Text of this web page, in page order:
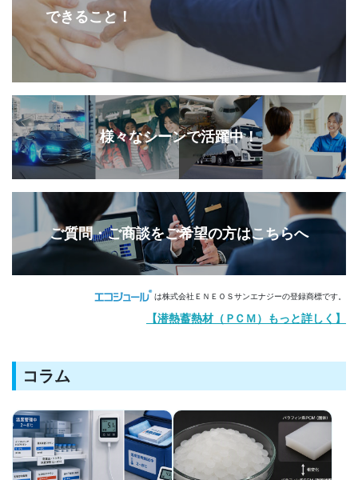
できること！
様々なシーンで活躍中！
ご質問・ご商談をご希望の方はこちらへ
【潜熱蓄熱材（ Ｐ ＣＭ）もっと詳しく】
は株式会社ＥＮＥＯＳサンエナジーの登録商標です。
コラム